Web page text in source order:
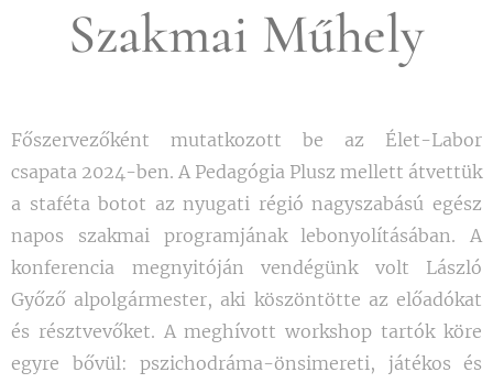
Szakmai Műhely
Főszervezőként mutatkozott be az Élet-Labor
csapata 2024-ben. A Pedagógia Plusz mellett átvettük
a staféta botot az nyugati régió nagyszabású egész
napos szakmai programjának lebonyolításában. A
konferencia megnyitóján vendégünk volt László
Győző alpolgármester, aki köszöntötte az előadókat
és résztvevőket. A meghívott workshop tartók köre
egyre bővül: pszichodráma-önsimereti, játékos és